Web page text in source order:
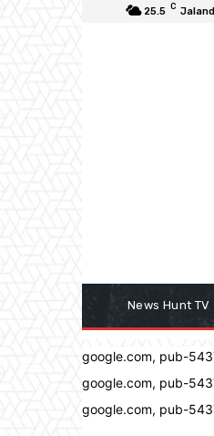
25.5 C
News Hunt TV
google.com, pub-
google.com, pub-
google.com, pub-